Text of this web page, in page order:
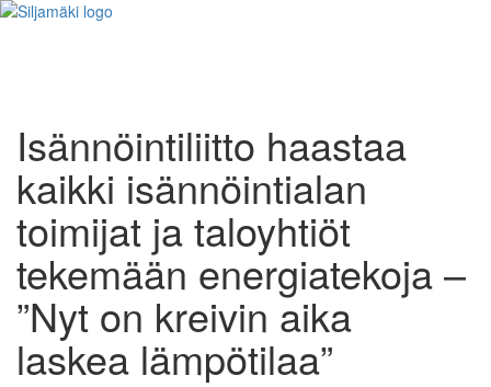
Isännöintiliitto haastaa
kaikki isännöintialan
toimijat ja taloyhtiöt
tekemään energiatekoja –
”Nyt on kreivin aika
laskea lämpötilaa”